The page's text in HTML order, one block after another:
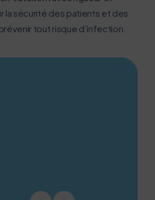
éco Annuler
la sécurité des patients et des
tout risque d’infection.